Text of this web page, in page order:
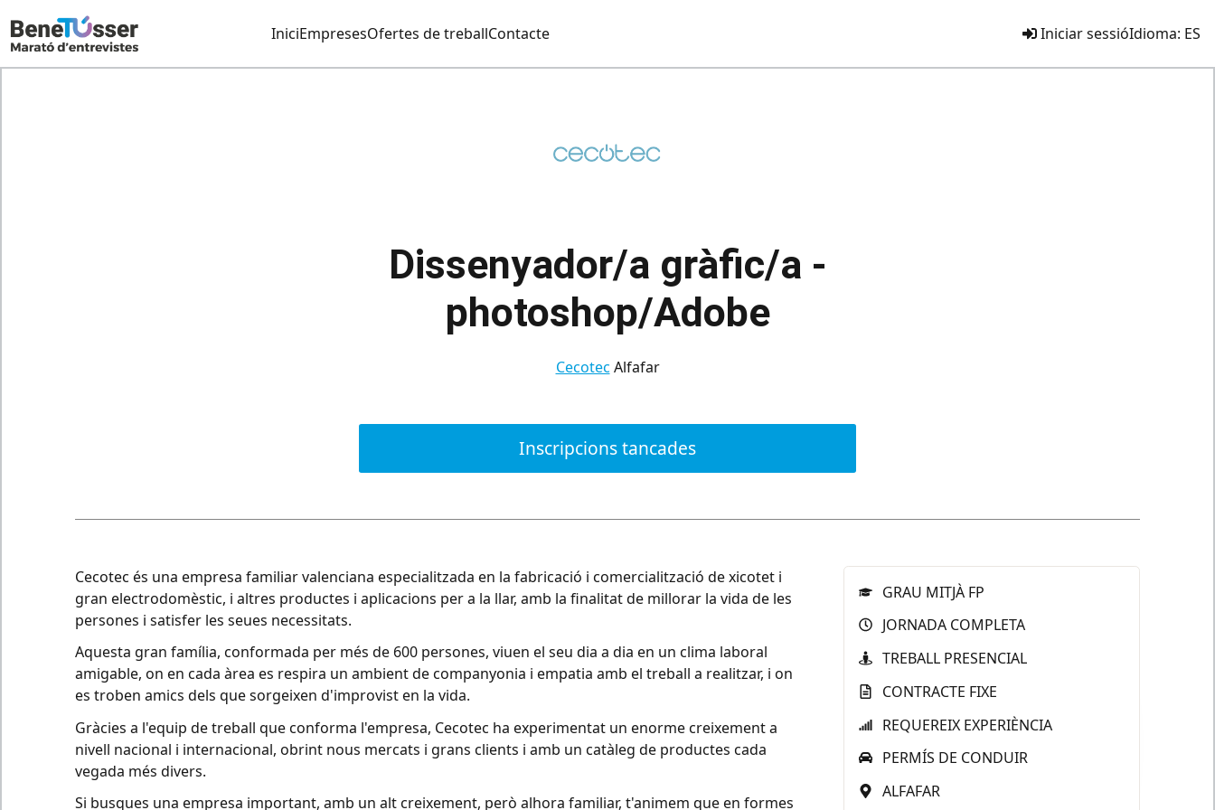
IniciEmpresesOfertes de treballContacte Iniciar sessióIdioma: ES
Dissenyador/a gràfic/a -
photoshop/Adobe
Cecotec Alfafar
Inscripcions tancades
Cecotec és una empresa familiar valenciana especialitzada en la fabricació i comercialització de xicotet i
gran electrodomèstic, i altres productes i aplicacions per a la llar, amb la finalitat de millorar la vida de les
persones i satisfer les seues necessitats.
Aquesta gran família, conformada per més de 600 persones, viuen el seu dia a dia en un clima laboral
amigable, on en cada àrea es respira un ambient de companyonia i empatia amb el treball a realitzar, i on
es troben amics dels que sorgeixen d'improvist en la vida.
Gràcies a l'equip de treball que conforma l'empresa, Cecotec ha experimentat un enorme creixement a
nivell nacional i internacional, obrint nous mercats i grans clients i amb un catàleg de productes cada
vegada més divers.
Si busques una empresa important, amb un alt creixement, però alhora familiar, t'animem que en formes
GRAU MITJÀ FP
JORNADA COMPLETA
TREBALL PRESENCIAL
CONTRACTE FIXE
REQUEREIX EXPERIÈNCIA
PERMÍS DE CONDUIR
ALFAFAR